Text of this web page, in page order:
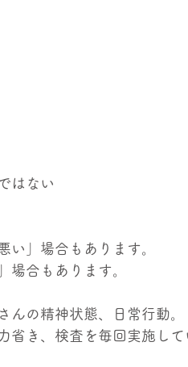
はない
い」場合もあります。
場合もあります。
んの精神状態、日常行動。
省き、検査を毎回実施して